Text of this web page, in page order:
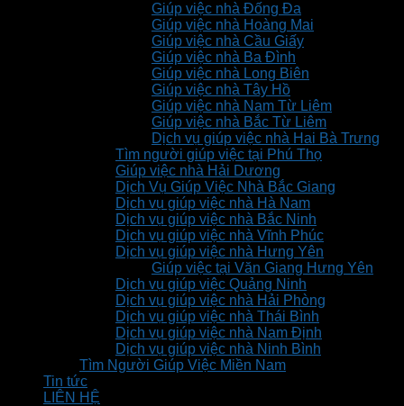
Giúp việc nhà Đống Đa
Giúp việc nhà Hoàng Mai
Giúp việc nhà Cầu Giấy
Giúp việc nhà Ba Đình
Giúp việc nhà Long Biên
Giúp việc nhà Tây Hồ
Giúp việc nhà Nam Từ Liêm
Giúp việc nhà Bắc Từ Liêm
Dịch vụ giúp việc nhà Hai Bà Trưng
Tìm người giúp việc tại Phú Thọ
Giúp việc nhà Hải Dương
Dịch Vụ Giúp Việc Nhà Bắc Giang
Dịch vụ giúp việc nhà Hà Nam
Dịch vụ giúp việc nhà Bắc Ninh
Dịch vụ giúp việc nhà Vĩnh Phúc
Dịch vụ giúp việc nhà Hưng Yên
Giúp việc tại Văn Giang Hưng Yên
Dịch vụ giúp việc Quảng Ninh
Dịch vụ giúp việc nhà Hải Phòng
Dịch vụ giúp việc nhà Thái Bình
Dịch vụ giúp việc nhà Nam Định
Dịch vụ giúp việc nhà Ninh Bình
Tìm Người Giúp Việc Miền Nam
Tin tức
LIÊN HỆ